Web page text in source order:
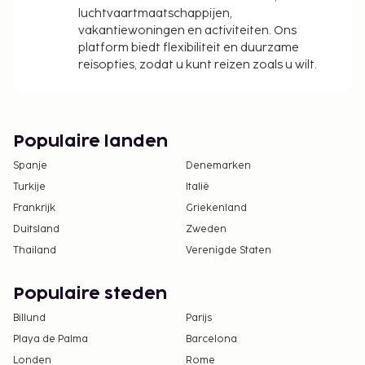
luchtvaartmaatschappijen,
vakantiewoningen en activiteiten. Ons
platform biedt flexibiliteit en duurzame
reisopties, zodat u kunt reizen zoals u wilt.
Populaire landen
Spanje
Denemarken
Turkije
Italië
Frankrijk
Griekenland
Duitsland
Zweden
Thailand
Verenigde Staten
Populaire steden
Billund
Parijs
Playa de Palma
Barcelona
Londen
Rome